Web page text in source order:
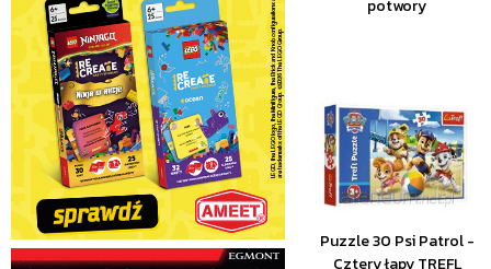
potwory
Puzzle 30 Psi Patrol -
Cztery łapy TREFL